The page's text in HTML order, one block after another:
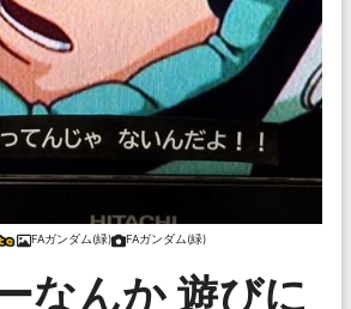
FAガンダム(緑) FAガンダム(緑)
なんか 遊びに